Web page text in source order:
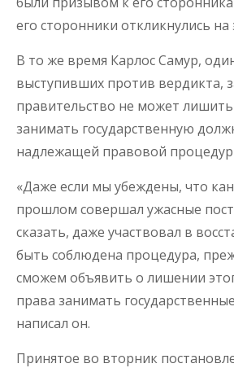
его сторонники откликнулись
В то же время Карлос Самур,
выступивших против вердикта,
правительство не может
занимать государственную
надлежащей правовой
«Даже если мы убеждены, что
прошлом совершал ужасные
сказать, даже участвовал в
быть соблюдена процедура,
сможем объявить о лишении
права занимать
написал он.
Принятое во вторник